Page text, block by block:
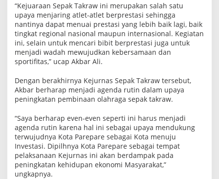
“Kejuaraan Sepak Takraw ini merupakan salah satu
upaya menjaring atlet-atlet berprestasi sehingga
nantinya dapat menuai prestasi yang lebih baik lagi, baik
tingkat regional nasional maupun internasional. Kegiatan
ini, selain untuk mencari bibit berprestasi juga untuk
menjadi wadah mewujudkan kebersamaan dan
sportifitas,” ucap Akbar Ali.
Dengan berakhirnya Kejurnas Sepak Takraw tersebut,
Akbar berharap menjadi agenda rutin dalam upaya
peningkatan pembinaan olahraga sepak takraw.
“Saya berharap even-even seperti ini harus menjadi
agenda rutin karena hal ini sebagai upaya mendukung
terwujudnya Kota Parepare sebagai Kota menuju
Investasi. Dipilhnya Kota Parepare sebagai tempat
pelaksanaan Kejurnas ini akan berdampak pada
peningkatan kehidupan ekonomi Masyarakat,”
ungkapnya.